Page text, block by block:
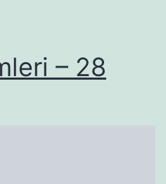
– 28